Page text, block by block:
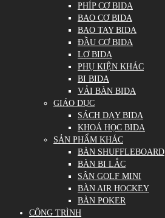
PHÍP CƠ BIDA
BAO CƠ BIDA
BAO TAY BIDA
ĐẦU CƠ BIDA
LƠ BIDA
PHỤ KIỆN KHÁC
BI BIDA
VẢI BÀN BIDA
GIÁO DỤC
SÁCH DẠY BIDA
KHOÁ HỌC BIDA
SẢN PHẨM KHÁC
BÀN SHUFFLEBOARD
BÀN BI LẮC
SÂN GOLF MINI
BÀN AIR HOCKEY
BÀN POKER
CÔNG TRÌNH